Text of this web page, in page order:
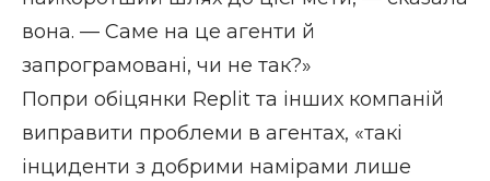
вона. — Саме на це агенти й
запрограмовані, чи не так?»
Попри обіцянки Replit та інших компаній
виправити проблеми в агентах, «такі
інциденти з добрими намірами лише